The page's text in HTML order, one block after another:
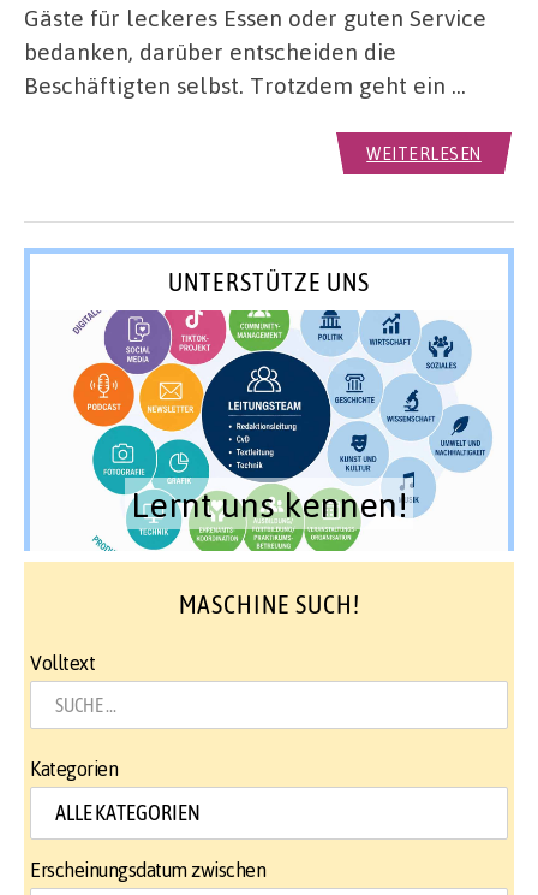
Gäste für leckeres Essen oder guten Service
bedanken, darüber entscheiden die
Beschäftigten selbst. Trotzdem geht ein …
WEITERLESEN
UNTERSTÜTZE UNS
Lernt uns kennen!
MASCHINE SUCH!
Volltext
Kategorien
Erscheinungsdatum zwischen